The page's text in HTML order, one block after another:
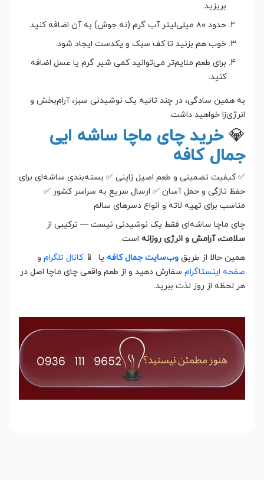
بریزید.
حدود ۸۰ میلی‌لیتر آب گرم (نه جوش) به آن اضافه کنید.
خوب هم بزنید تا کف سبک و یکدست ایجاد شود.
برای طعم ملایم‌تر می‌توانید کمی شیر گرم یا عسل اضافه
کنید.
به همین سادگی، در چند ثانیه یک نوشیدنی سبز، آرام‌بخش و
انرژی‌زا خواهید داشت.
💎 خرید چای ماچا ساشه ایی
جمال کافه
✅ کیفیت تضمینی و طعم اصیل ژاپنی ✅ بسته‌بندی ساشه‌ای برای
حفظ تازگی و حمل آسان ✅ ارسال سریع به سراسر کشور ✅
مناسب برای تهیه لاته و انواع دسرهای سالم
چای ماچا ساشه‌ای فقط یک نوشیدنی نیست — ترکیبی از
سلامت، آرامش و انرژی روزانه است.
همین حالا از طریق وب‌سایت جمال کافه یا 📱کانال تلگرام و
صفحه اینستاگرام سفارش دهید و از طعم واقعی چای ماچا اصل در
هر لحظه از روز لذت ببرید.